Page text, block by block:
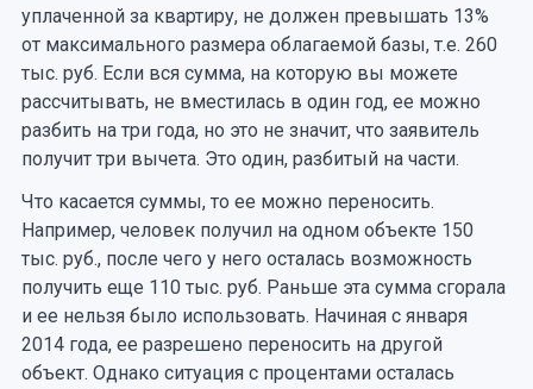
уплаченной за квартиру, не должен превышать 13%
от максимального размера облагаемой базы, т.е. 260
тыс. руб. Если вся сумма, на которую вы можете
рассчитывать, не вместилась в один год, ее можно
разбить на три года, но это не значит, что заявитель
получит три вычета. Это один, разбитый на части.
Что касается суммы, то ее можно переносить.
Например, человек получил на одном объекте 150
тыс. руб., после чего у него осталась возможность
получить еще 110 тыс. руб. Раньше эта сумма сгорала
и ее нельзя было использовать. Начиная с января
2014 года, ее разрешено переносить на другой
объект. Однако ситуация с процентами осталась